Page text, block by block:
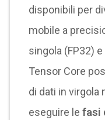
disponibili per
mobile a
singola (FP32)
Tensor Core
di dati in virgola
eseguire le fasi